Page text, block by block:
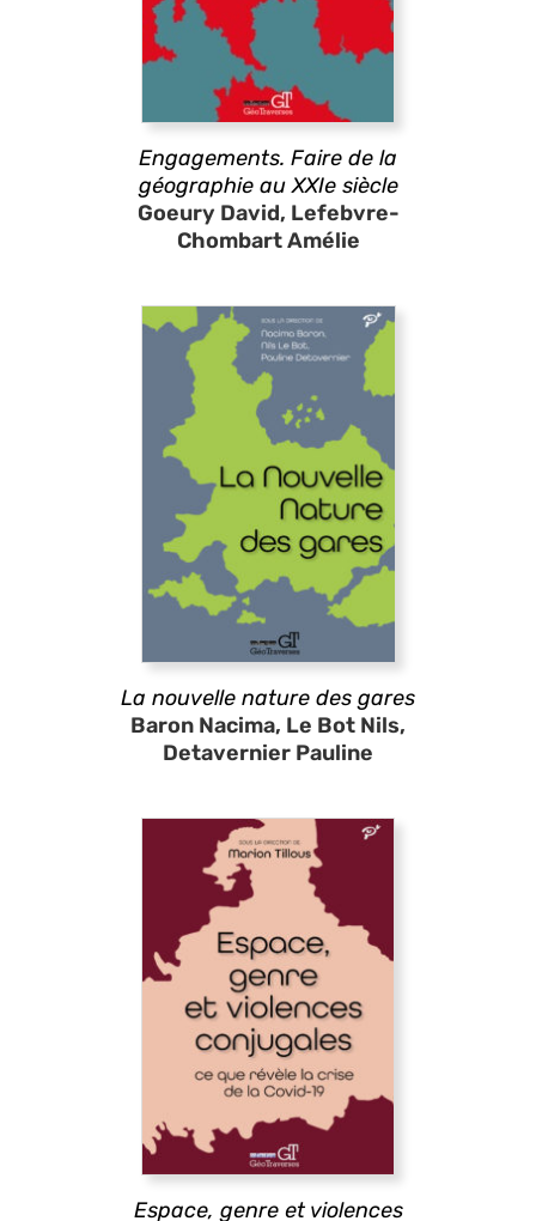
Engagements. Faire de la
géographie au XXIe siècle
Goeury David, Lefebvre-
Chombart Amélie
La nouvelle nature des gares
Baron Nacima, Le Bot Nils,
Detavernier Pauline
Espace, genre et violences